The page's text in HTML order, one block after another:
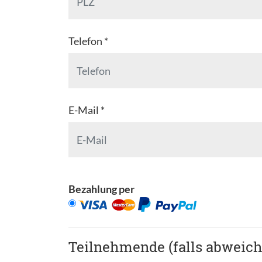
Telefon *
E-Mail *
Bezahlung per
Teilnehmende (falls